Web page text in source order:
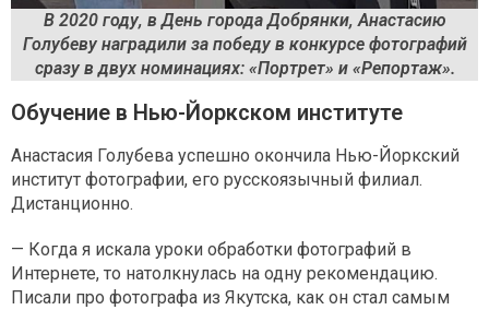
В 2020 году, в День города Добрянки, Анастасию
Голубеву наградили за победу в конкурсе фотографий
сразу в двух номинациях: «Портрет» и «Репортаж».
Обучение в Нью-Йоркском институте
Анастасия Голубева успешно окончила Нью-Йоркский
институт фотографии, его русскоязычный филиал.
Дистанционно.
— Когда я искала уроки обработки фотографий в
Интернете, то натолкнулась на одну рекомендацию.
Писали про фотографа из Якутска, как он стал самым